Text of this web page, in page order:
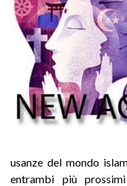
usanze del mondo
entrambi più